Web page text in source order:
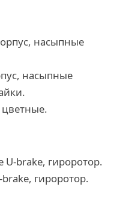
насыпные
насыпные
цветные.
U-brake, гироротор.
гироротор.